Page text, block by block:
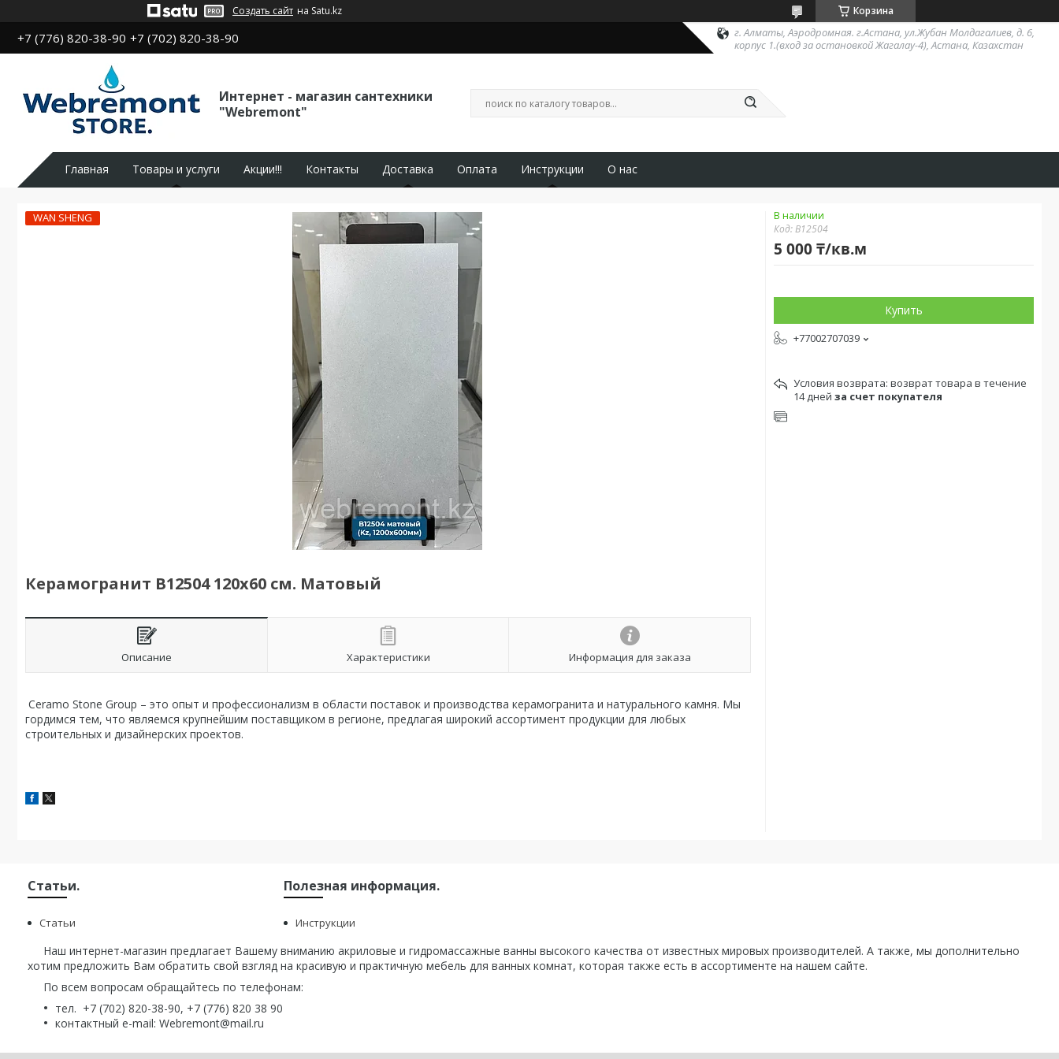
Создать сайт на Satu.kz Корзина
+7 (776) 820-38-90 +7 (702) 820-38-90
г. Алматы, Аэродромная. г.Астана, ул.Жубан Молдагалиев, д. 6,
корпус 1.(вход за остановкой Жагалау-4), Астана, Казахстан
Интернет - магазин сантехники
"Webremont"
Главная Товары и услуги Акции!!! Контакты Доставка Оплата Инструкции О нас
WAN SHENG
Керамогранит B12504 120х60 см. Матовый
Описание Характеристики Информация для заказа
Ceramo Stone Group – это опыт и профессионализм в области поставок и производства керамогранита и натурального камня. Мы
гордимся тем, что являемся крупнейшим поставщиком в регионе, предлагая широкий ассортимент продукции для любых
строительных и дизайнерских проектов.
В наличии
Код:B12504
5 000 ₸/кв.м
Купить
+77002707039
возврат товара в течение
14 дней за счет покупателя
Статьи.
Статьи
Полезная информация.
Инструкции
Наш интернет-магазин предлагает Вашему вниманию акриловые и гидромассажные ванны высокого качества от известных мировых производителей. А также, мы дополнительно
хотим предложить Вам обратить свой взгляд на красивую и практичную мебель для ванных комнат, которая также есть в ассортименте на нашем сайте.
По всем вопросам обращайтесь по телефонам:
тел. +7 (702) 820-38-90, +7 (776) 820 38 90
контактный e-mail: Webremont@mail.ru